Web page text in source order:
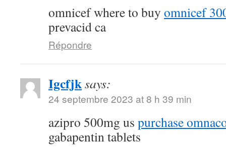
omnicef where to buy omnicef
prevacid ca
Répondre
Igcfjksays:
24 septembre 2023 at 8 h 39 min
azipro 500mg us purchase
gabapentin tablets